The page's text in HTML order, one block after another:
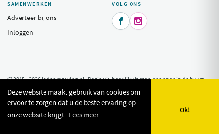
SAMENWERKEN
Adverteer bij ons
Inloggen
VOLG ONS
 
© 2015 - 2026 Indeomgeving.nl - Dagje uit, heerlijk uit eten, shoppen in de buurt
van uw vakantiepark. Privacy Policy
Deze website maakt gebruik van cookies om
ervoor te zorgen dat u de beste ervaring op
onze website krijgt. Lees meer
Ok!